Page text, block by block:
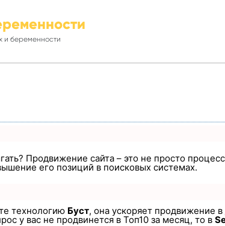
и беременности
Продвижение сайта – это не просто
его позиций в поисковых системах.
технологию Буст, она ускоряет продвижение в
у вас не продвинется в Топ10 за месяц, то в